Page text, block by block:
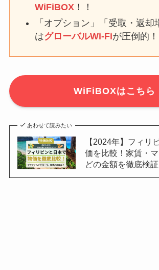
WiFiBOX ！！
「オプション」「受取・返却
はグローバルWi-Fiが圧倒的！
WiFiBOXはこちら
あわせて読みたい
【2024年】フィリ
価を比較！家賃・
どの金額を徹底検証